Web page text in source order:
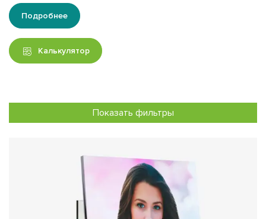
позволяет передать все нюансы фотографии,
обеспечивая насыщенные цвета, которые остаются
яркими долгие годы. Даже спустя десятилетия
изображение сохранит свою первоначальную красоту.
ультрафиолетовых лучей и механических повреждений.
Это гарантирует долговечность изображения и его
3. Эстетика и стиль:
Фотография на стекле выглядит
современно и привлекательно, добавляя мемориалу
индивидуальности. Такой подход подчеркивает уважение
и заботу о сохранении памяти об ушедшем человеке.
Подробнее
Калькулятор
Показать фильтры